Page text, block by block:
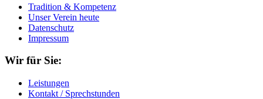
Tradition & Kompetenz
Unser Verein heute
Datenschutz
Impressum
Wir für Sie:
Leistungen
Kontakt / Sprechstunden